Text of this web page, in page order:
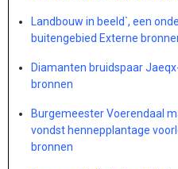
Landbouw in beeld`, een
buitengebied Externe
Diamanten bruidspaar
bronnen
Burgemeester Voerendaal
vondst hennepplantage
bronnen